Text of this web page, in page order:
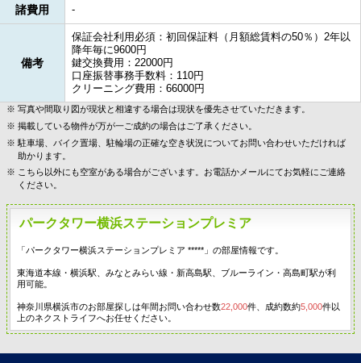
諸費用 -
備考
保証会社利用必須：初回保証料（月額総賃料の50％）2年以
降年毎に9600円
鍵交換費用：22000円
口座振替事務手数料：110円
クリーニング費用：66000円
写真や間取り図が現状と相違する場合は現状を優先させていただきます。
掲載している物件が万が一ご成約の場合はご了承ください。
駐車場、バイク置場、駐輪場の正確な空き状況についてお問い合わせいただければ
助かります。
こちら以外にも空室がある場合がございます。お電話かメールにてお気軽にご連絡
ください。
パークタワー横浜ステーションプレミア
「パークタワー横浜ステーションプレミア *****」の部屋情報です。
東海道本線・横浜駅、みなとみらい線・新高島駅、ブルーライン・高島町駅が利
用可能。
神奈川県横浜市のお部屋探しは年間お問い合わせ数22,000件、成約数約5,000件以
上のネクストライフへお任せください。